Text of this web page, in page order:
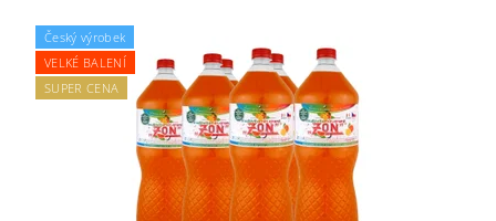
Český výrobek
VELKÉ BALENÍ
SUPER CENA